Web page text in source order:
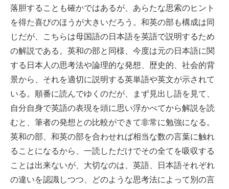
落胆することも確かではあるが、あらたな思索のヒント
を得た喜びのほうが大きいだろう。和英の部も構成は同
じだが、こちらは母国語の日本語を英語で説明するため
の解説である。英和の部と同様、今度は元の日本語に関
する日本人の思考法や論理的な発想、歴史的、社会的背
景から、それを適切に説明する英単語や英文が示されて
いる。順番に読んでゆくのだが、まず見出し語を見て、
自分自身で英語の表現を頭に思い浮かべてから解説を読
むと、筆者の発想との比較ができて非常に勉強になる。
英和の部、和英の部を合わせれば相当な数の言葉に触れ
ることになるから、一読しただけでその全てを吸収する
ことは出来ないが、大切なのは、英語、日本語それぞれ
の違いを認識しつつ、どのような思考法によって別の言